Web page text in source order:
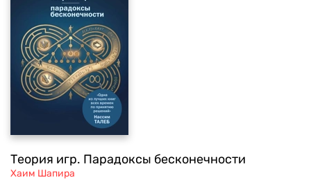
Теория игр. Парадоксы бесконечности
Хаим Шапира